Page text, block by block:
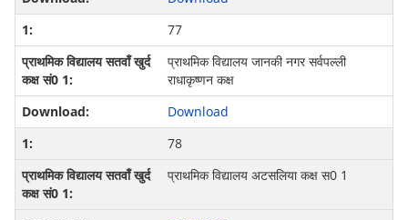
77
प्राथमिक विद्यालय जानकी नगर सर्वपल्‍ली
राधाकृष्‍णन कक्ष
Download
78
प्राथमिक विद्यालय अटसलिया कक्ष स0 1